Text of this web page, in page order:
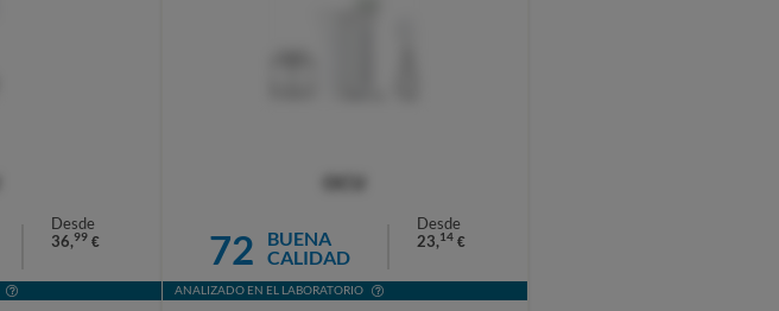
Desde
36,99 € 72
BUENA
CALIDAD
Desde
23,14 €
ANALIZADO EN EL LABORATORIO